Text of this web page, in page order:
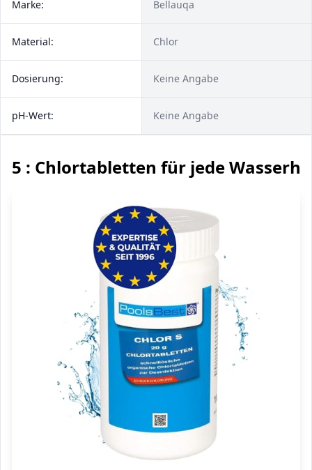
Marke: Bellauqa
Material: Chlor
Dosierung: Keine Angabe
pH-Wert: Keine Angabe
5 : Chlortabletten für jede